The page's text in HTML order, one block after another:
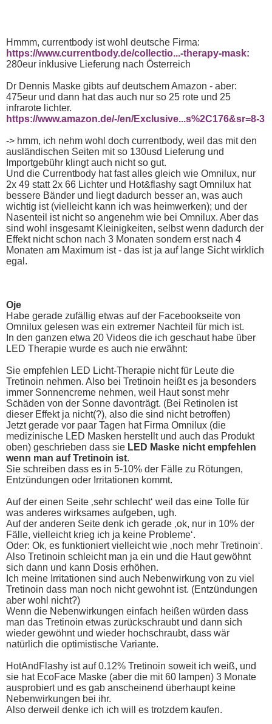
Hmmm, currentbody ist wohl deutsche Firma:
https://www.currentbody.de/collectio...-therapy-mask:
280eur inklusive Lieferung nach Österreich
Dr Dennis Maske gibts auf deutschem Amazon - aber:
475eur und dann hat das auch nur so 25 rote und 25
infrarote lichter.
https://www.amazon.de/-/en/Exclusive...s%2C176&sr=8-3
-> hmm, ich nehm wohl doch currentbody, weil das mit den
ausländischen Seiten mit so 130usd Lieferung und
Importgebühr klingt auch nicht so gut.
Und die Currentbody hat fast alles gleich wie Omnilux, nur
2x 49 statt 2x 66 Lichter und Hot&flashy sagt Omnilux hat
bessere Bänder und liegt dadurch besser an, was auch
wichtig ist (vielleicht kann ich was heimwerken); und der
Nasenteil ist nicht so angenehm wie bei Omnilux. Aber das
sind wohl insgesamt Kleinigkeiten, selbst wenn dadurch der
Effekt nicht schon nach 3 Monaten sondern erst nach 4
Monaten am Maximum ist - das ist ja auf lange Sicht wirklich
egal.
Oje
Habe gerade zufällig etwas auf der Facebookseite von
Omnilux gelesen was ein extremer Nachteil für mich ist.
In den ganzen etwa 20 Videos die ich geschaut habe über
LED Therapie wurde es auch nie erwähnt:
Sie empfehlen LED Licht-Therapie nicht für Leute die
Tretinoin nehmen. Also bei Tretinoin heißt es ja besonders
immer Sonnencreme nehmen, weil Haut sonst mehr
Schäden von der Sonne davonträgt. (Bei Retinolen ist
dieser Effekt ja nicht(?), also die sind nicht betroffen)
Jetzt gerade vor paar Tagen hat Firma Omnilux (die
medizinische LED Masken herstellt und auch das Produkt
oben) geschrieben dass sie LED Maske nicht empfehlen
wenn man auf Tretinoin ist.
Sie schreiben dass es in 5-10% der Fälle zu Rötungen,
Entzündungen oder Irritationen kommt.
Auf der einen Seite ‚sehr schlecht‘ weil das eine Tolle für
was anderes wirksames aufgeben, ugh.
Auf der anderen Seite denk ich gerade ‚ok, nur in 10% der
Fälle, vielleicht krieg ich ja keine Probleme‘.
Oder: Ok, es funktioniert vielleicht wie ‚noch mehr Tretinoin‘.
Also Tretinoin schleicht man ja ein und die Haut gewöhnt
sich dann und kann Dosis erhöhen.
Ich meine Irritationen sind auch Nebenwirkung von zu viel
Tretinoin dass man noch nicht gewohnt ist. (Entzündungen
aber wohl nicht?)
Wenn die Nebenwirkungen einfach heißen würden dass
man das Tretinoin etwas zurückschraubt und dann sich
wieder gewöhnt und wieder hochschraubt, dass wär
natürlich die optimistische Variante.
HotAndFlashy ist auf 0.12% Tretinoin soweit ich weiß, und
sie hat EcoFace Maske (aber die mit 60 lampen) 3 Monate
ausprobiert und es gab anscheinend überhaupt keine
Nebenwirkungen bei ihr.
Also derweil denke ich ich will es trotzdem kaufen.